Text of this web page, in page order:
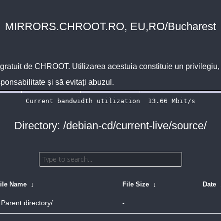
MIRRORS.CHROOT.RO, EU,RO/Bucharest
de CHROOT. Utilizarea acestuia constituie un
și să evitați abuzul.
Directory: /debian-cd/current-live/source/
Name ↓ File Size ↓ Date
Parent directory/ -